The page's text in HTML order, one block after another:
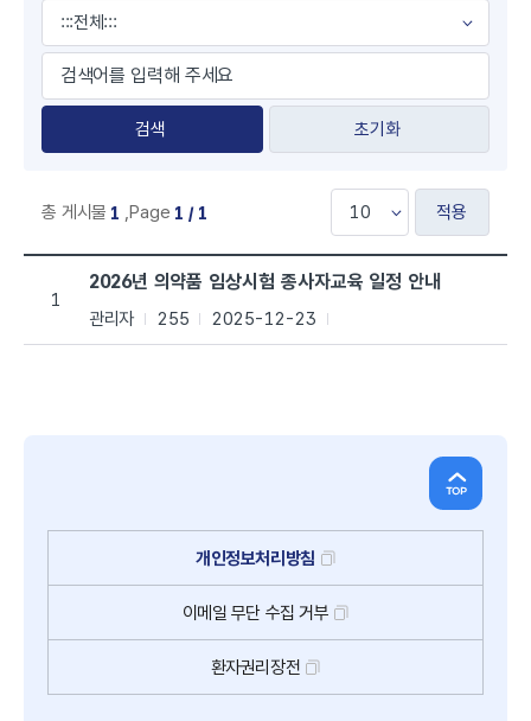
초기화
총 게시물 1 ,Page 1 / 1 적용
공지사항 목록으로 번호, 제목, 작성자, 조회수,등록일, 첨부파일로 나열 되고
1
2026년 의약품 임상시험 종사자교육 일정 안내
관리자 255 2025-12-23
개인정보처리방침
이메일 무단 수집 거부
환자권리장전